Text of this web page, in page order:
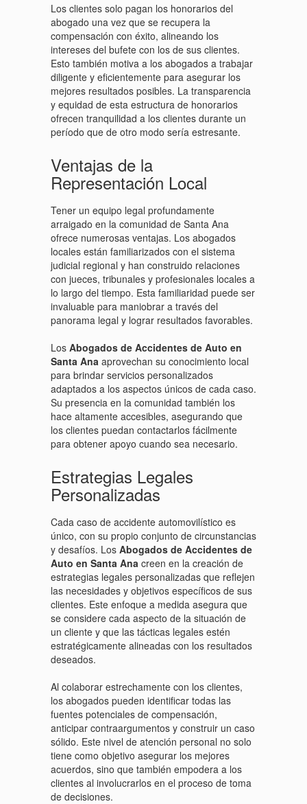
Los clientes solo pagan los honorarios del
abogado una vez que se recupera la
compensación con éxito, alineando los
intereses del bufete con los de sus clientes.
Esto también motiva a los abogados a trabajar
diligente y eficientemente para asegurar los
mejores resultados posibles. La transparencia
y equidad de esta estructura de honorarios
ofrecen tranquilidad a los clientes durante un
período que de otro modo sería estresante.
Ventajas de la
Representación Local
Tener un equipo legal profundamente
arraigado en la comunidad de Santa Ana
ofrece numerosas ventajas. Los abogados
locales están familiarizados con el sistema
judicial regional y han construido relaciones
con jueces, tribunales y profesionales locales a
lo largo del tiempo. Esta familiaridad puede ser
invaluable para maniobrar a través del
panorama legal y lograr resultados favorables.
Los Abogados de Accidentes de Auto en
Santa Ana aprovechan su conocimiento local
para brindar servicios personalizados
adaptados a los aspectos únicos de cada caso.
Su presencia en la comunidad también los
hace altamente accesibles, asegurando que
los clientes puedan contactarlos fácilmente
para obtener apoyo cuando sea necesario.
Estrategias Legales
Personalizadas
Cada caso de accidente automovilístico es
único, con su propio conjunto de circunstancias
y desafíos. Los Abogados de Accidentes de
Auto en Santa Ana creen en la creación de
estrategias legales personalizadas que reflejen
las necesidades y objetivos específicos de sus
clientes. Este enfoque a medida asegura que
se considere cada aspecto de la situación de
un cliente y que las tácticas legales estén
estratégicamente alineadas con los resultados
deseados.
Al colaborar estrechamente con los clientes,
los abogados pueden identificar todas las
fuentes potenciales de compensación,
anticipar contraargumentos y construir un caso
sólido. Este nivel de atención personal no solo
tiene como objetivo asegurar los mejores
acuerdos, sino que también empodera a los
clientes al involucrarlos en el proceso de toma
de decisiones.